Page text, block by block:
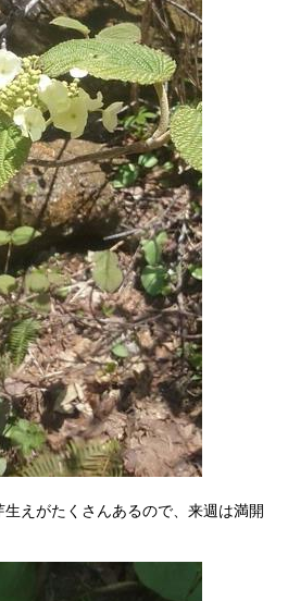
えがたくさんあるので、来週は満開